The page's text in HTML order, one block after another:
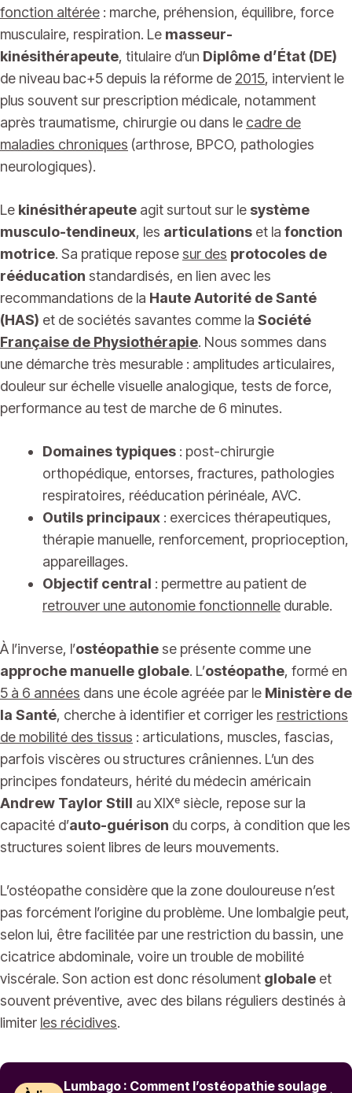
fonction altérée : marche, préhension, équilibre, force
musculaire, respiration. Le masseur-
kinésithérapeute, titulaire d’un Diplôme d’État (DE)
de niveau bac+5 depuis la réforme de 2015, intervient le
plus souvent sur prescription médicale, notamment
après traumatisme, chirurgie ou dans le cadre de
maladies chroniques (arthrose, BPCO, pathologies
neurologiques).
Le kinésithérapeute agit surtout sur le système
musculo-tendineux, les articulations et la fonction
motrice. Sa pratique repose sur des protocoles de
rééducation standardisés, en lien avec les
recommandations de la Haute Autorité de Santé
(HAS) et de sociétés savantes comme la Société
Française de Physiothérapie. Nous sommes dans
une démarche très mesurable : amplitudes articulaires,
douleur sur échelle visuelle analogique, tests de force,
performance au test de marche de 6 minutes.
Domaines typiques : post-chirurgie
orthopédique, entorses, fractures, pathologies
respiratoires, rééducation périnéale, AVC.
Outils principaux : exercices thérapeutiques,
thérapie manuelle, renforcement, proprioception,
appareillages.
Objectif central : permettre au patient de
retrouver une autonomie fonctionnelle durable.
À l’inverse, l’ostéopathie se présente comme une
approche manuelle globale. L’ostéopathe, formé en
5 à 6 années dans une école agréée par le Ministère de
la Santé, cherche à identifier et corriger les restrictions
de mobilité des tissus : articulations, muscles, fascias,
parfois viscères ou structures crâniennes. L’un des
principes fondateurs, hérité du médecin américain
Andrew Taylor Still au XIXᵉ siècle, repose sur la
capacité d’auto-guérison du corps, à condition que les
structures soient libres de leurs mouvements.
L’ostéopathe considère que la zone douloureuse n’est
pas forcément l’origine du problème. Une lombalgie peut,
selon lui, être facilitée par une restriction du bassin, une
cicatrice abdominale, voire un trouble de mobilité
viscérale. Son action est donc résolument globale et
souvent préventive, avec des bilans réguliers destinés à
limiter les récidives.
Lumbago : Comment l’ostéopathie soulage